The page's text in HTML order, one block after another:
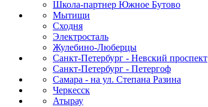
Школа-партнер Южное Бутово
Мытищи
Сходня
Электросталь
Жулебино-Люберцы
Санкт-Петербург - Невский проспект
Санкт-Петербург - Петергоф
Самара - на ул. Степана Разина
Черкесск
Атырау